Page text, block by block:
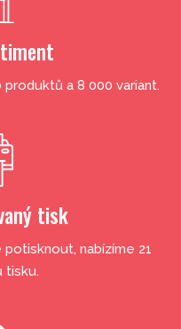
a 8 000 variant.
tisk
nabízíme 21
tisku.